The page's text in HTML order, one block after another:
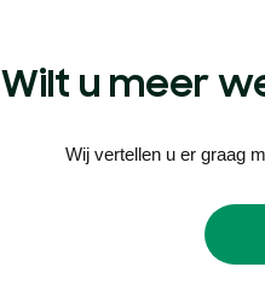
Wilt u meer
Wij vertellen u er graag